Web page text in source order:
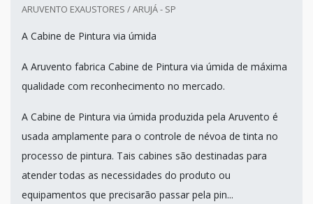
ARUVENTO EXAUSTORES / ARUJÁ - SP
A Cabine de Pintura via úmida
A Aruvento fabrica Cabine de Pintura via úmida de máxima
qualidade com reconhecimento no mercado.
A Cabine de Pintura via úmida produzida pela Aruvento é
usada amplamente para o controle de névoa de tinta no
processo de pintura. Tais cabines são destinadas para
atender todas as necessidades do produto ou
equipamentos que precisarão passar pela pin...